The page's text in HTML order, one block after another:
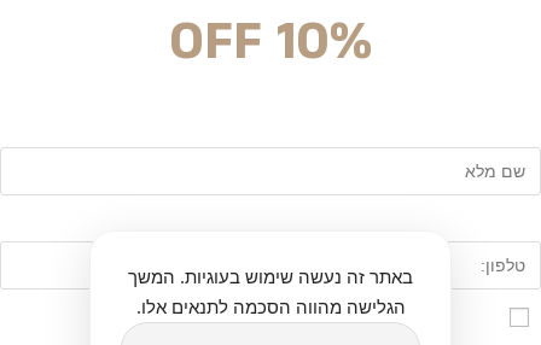
באתר זה נעשה שימוש בעוגיות. המשך
הגלישה מהווה הסכמה לתנאים אלו.
10% OFF
אני מאשר\ת הרשמה לרשימת הדיוור לאתר twinart